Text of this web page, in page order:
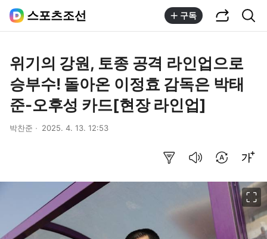
스포츠조선 구독
위기의 강원, 토종 공격 라인업으로
승부수! 돌아온 이정효 감독은 박태
준-오후성 카드[현장 라인업]
박찬준 2025. 4. 13. 12:53